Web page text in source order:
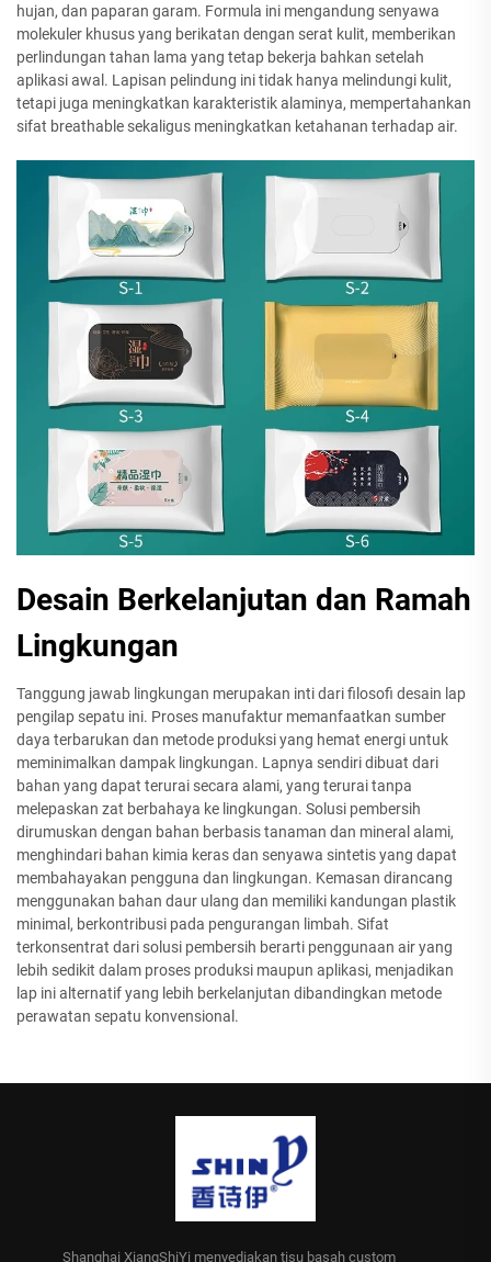
hujan, dan paparan garam. Formula ini mengandung senyawa
molekuler khusus yang berikatan dengan serat kulit, memberikan
perlindungan tahan lama yang tetap bekerja bahkan setelah
aplikasi awal. Lapisan pelindung ini tidak hanya melindungi kulit,
tetapi juga meningkatkan karakteristik alaminya, mempertahankan
sifat breathable sekaligus meningkatkan ketahanan terhadap air.
Desain Berkelanjutan dan Ramah
Lingkungan
Tanggung jawab lingkungan merupakan inti dari filosofi desain lap
pengilap sepatu ini. Proses manufaktur memanfaatkan sumber
daya terbarukan dan metode produksi yang hemat energi untuk
meminimalkan dampak lingkungan. Lapnya sendiri dibuat dari
bahan yang dapat terurai secara alami, yang terurai tanpa
melepaskan zat berbahaya ke lingkungan. Solusi pembersih
dirumuskan dengan bahan berbasis tanaman dan mineral alami,
menghindari bahan kimia keras dan senyawa sintetis yang dapat
membahayakan pengguna dan lingkungan. Kemasan dirancang
menggunakan bahan daur ulang dan memiliki kandungan plastik
minimal, berkontribusi pada pengurangan limbah. Sifat
terkonsentrat dari solusi pembersih berarti penggunaan air yang
lebih sedikit dalam proses produksi maupun aplikasi, menjadikan
lap ini alternatif yang lebih berkelanjutan dibandingkan metode
perawatan sepatu konvensional.
Shanghai XiangShiYi menyediakan tisu basah custom